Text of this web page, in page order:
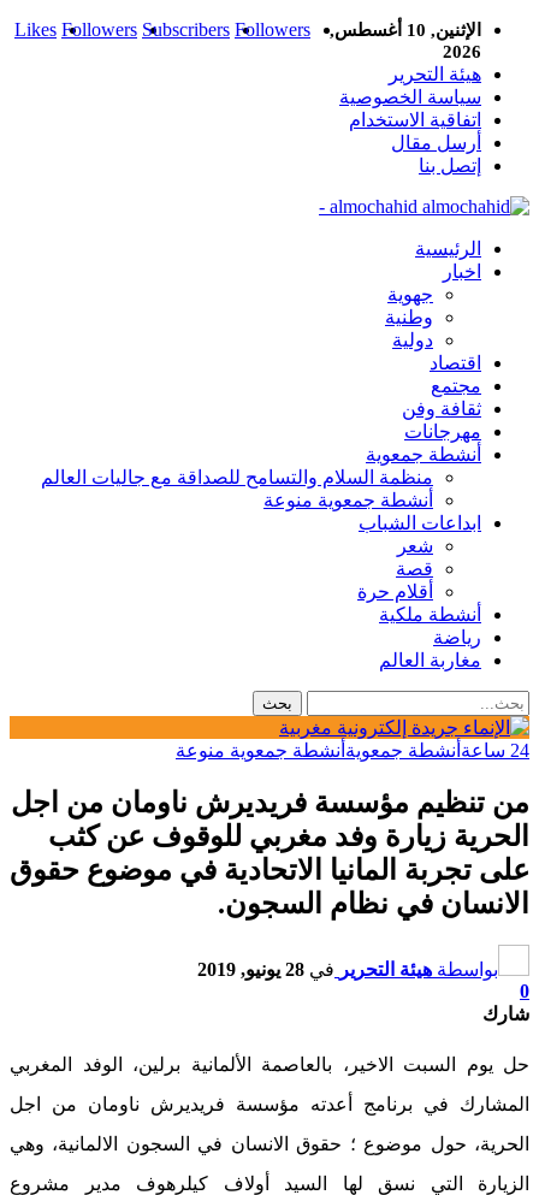
Likes Followers Subscribers Followers
الإثنين, 10 أغسطس,
2026
هيئة التحرير
سياسة الخصوصية
اتفاقية الاستخدام
أرسل مقال
إتصل بنا
almochahid -
الرئيسية
اخبار
جهوية
وطنية
دولية
اقتصاد
مجتمع
ثقافة وفن
مهرجانات
أنشطة جمعوية
منظمة السلام والتسامح للصداقة مع جاليات العالم
أنشطة جمعوية منوعة
ابداعات الشباب
شعر
قصة
أقلام حرة
أنشطة ملكية
رياضة
مغاربة العالم
24 ساعة أنشطة جمعوية أنشطة جمعوية منوعة
من تنظيم مؤسسة فريديرش ناومان من اجل
الحرية زيارة وفد مغربي للوقوف عن كثب
على تجربة المانيا الاتحادية في موضوع حقوق
الانسان في نظام السجون.
بواسطة هيئة التحرير في 28 يونيو, 2019
0
شارك
حل يوم السبت الاخير، بالعاصمة الألمانية برلين، الوفد المغربي
المشارك في برنامج أعدته مؤسسة فريديرش ناومان من اجل
الحرية، حول موضوع ؛ حقوق الانسان في السجون الالمانية، وهي
الزيارة التي نسق لها السيد أولاف كيلرهوف مدير مشروع